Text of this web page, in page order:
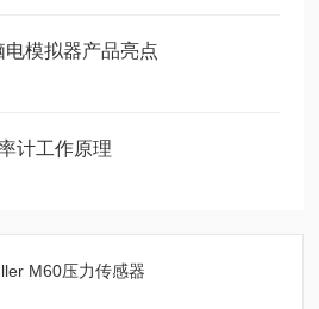
模拟器产品亮点
计工作原理